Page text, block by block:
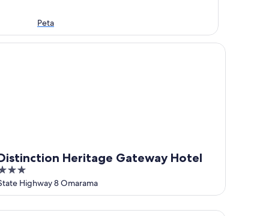
Peta
Heritage Gateway Hotel
Highway 8 Omarama